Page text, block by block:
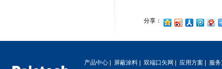
分享：
产品中心 屏蔽涂料 双端口矢网 应用方案
服